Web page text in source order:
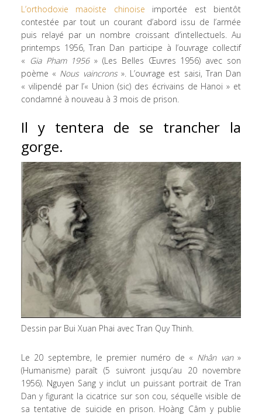
L’orthodoxie maoïste chinoise importée est bientôt
contestée par tout un courant d’abord issu de l’armée
puis relayé par un nombre croissant d’intellectuels. Au
printemps 1956, Tran Dan participe à l’ouvrage collectif
« Gia Pham 1956» (Les Belles Œuvres 1956) avec son
poème « Nous vaincrons». L’ouvrage est saisi, Tran Dan
« vilipendé par l’« Union (sic) des écrivains de Hanoi » et
condamné à nouveau à 3 mois de prison.
Il y tentera de se trancher la
gorge.
Dessin par Bui Xuan Phai avec Tran Quy Thinh.
Le 20 septembre, le premier numéro de « Nhân van»
(Humanisme) paraît (5 suivront jusqu’au 20 novembre
1956). Nguyen Sang y inclut un puissant portrait de Tran
Dan y figurant la cicatrice sur son cou, séquelle visible de
sa tentative de suicide en prison. Hoàng Câm y publie